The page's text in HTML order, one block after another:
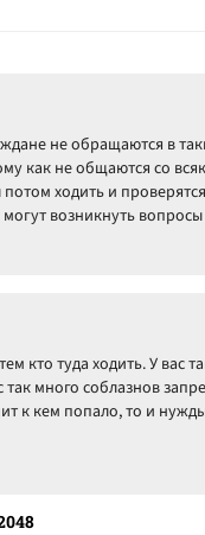
не обращаются в
как не общаются со
ходить и
возникнуть
кто туда ходить. У вас
так много соблазнов
к кем попало, то и